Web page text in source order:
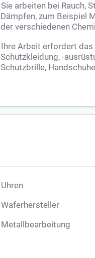
Sie arbeiten bei Rauch,
Dämpfen, zum Beispiel
der verschiedenen
Ihre Arbeit erfordert das
Schutzkleidung, -
Schutzbrille,
Uhren
Waferhersteller
Metallbearbeitung